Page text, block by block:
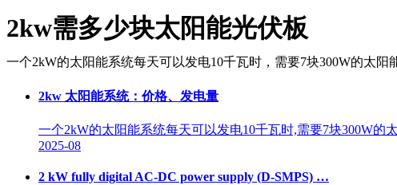
2kw需多少块太阳能光伏板
一个2kW的太阳能系统每天可以发电10千瓦时，需要7块300W的太阳
2kw 太阳能系统：价格、发电量
一个2kW的太阳能系统每天可以发电10千瓦时,需要7块300W的
2025-08
2 kW fully digital AC-DC power supply (D-SMPS) …